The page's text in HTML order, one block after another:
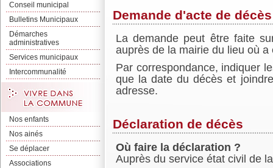
Conseil municipal
Bulletins Municipaux
Démarches
administratives
Services municipaux
Intercommunalité
Nos enfants
Nos ainés
Se déplacer
Associations
Demande d'acte de décès
La demande peut être faite
auprès de la mairie du lieu où a
Par correspondance, indiquer
que la date du décès et
adresse.
Déclaration de décès
Où faire la déclaration ?
Auprès du service état civil de